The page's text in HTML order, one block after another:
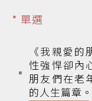
* 單選
《我親愛的
性強悍卻內
朋友們在老
的人生篇章。